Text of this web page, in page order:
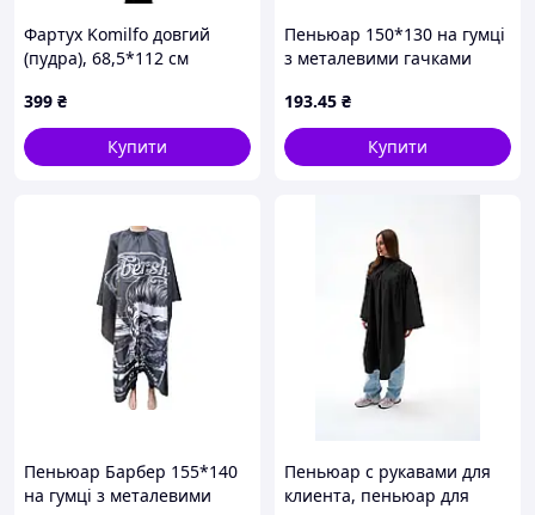
Фартух Komilfo довгий
(пудра), 68,5*112 см
399 ₴
Купити
Пеньюар 150*130 на гумці
з металевими гачками
EСТЕТ
193.45 ₴
Купити
Пеньюар Барбер 155*140
на гумці з металевими
Пеньюар с рукавами для
клиента, пеньюар для